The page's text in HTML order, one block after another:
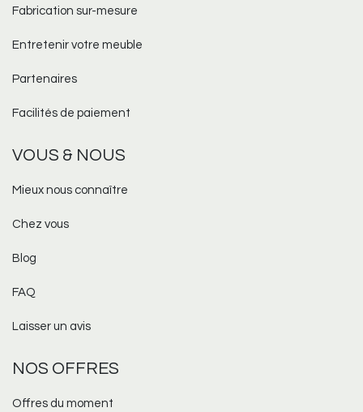
Fabrication sur-mesure​
Entretenir votre meuble
Partenaires
Facilités de paiement
VOUS & NOUS
Mieux nous connaître
Chez vous
Blog
FAQ
Laisser un avis
NOS OFFRES
Offres du moment